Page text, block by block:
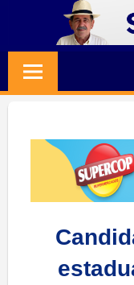
content
Jornalismo
Credibilidade